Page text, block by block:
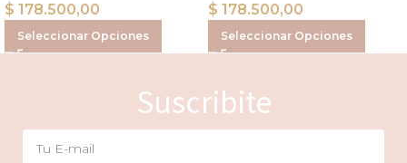
$ 178.500,00
Seleccionar Opciones
$ 178.500,00
Seleccionar Opciones
Suscribite